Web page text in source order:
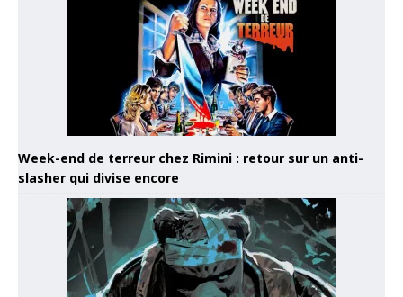
Week-end de terreur chez Rimini : retour sur un anti-
slasher qui divise encore